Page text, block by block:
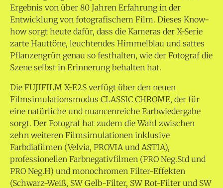
Ergebnis von über 80 Jahren Erfahrung in der
Entwicklung von fotografischem Film. Dieses Know-
how sorgt heute dafür, dass die Kameras der X-Serie
zarte Hauttöne, leuchtendes Himmelblau und sattes
Pflanzengrün genau so festhalten, wie der Fotograf die
Szene selbst in Erinnerung behalten hat.
Die FUJIFILM X-E2S verfügt über den neuen
Filmsimulationsmodus CLASSIC CHROME, der für
eine natürliche und nuancenreiche Farbwiedergabe
sorgt. Der Fotograf hat zudem die Wahl zwischen
zehn weiteren Filmsimulationen inklusive
Farbdiafilmen (Velvia, PROVIA und ASTIA),
professionellen Farbnegativfilmen (PRO Neg.Std und
PRO Neg.H) und monochromen Filter-Effekten
(Schwarz-Weiß, SW Gelb-Filter, SW Rot-Filter und SW